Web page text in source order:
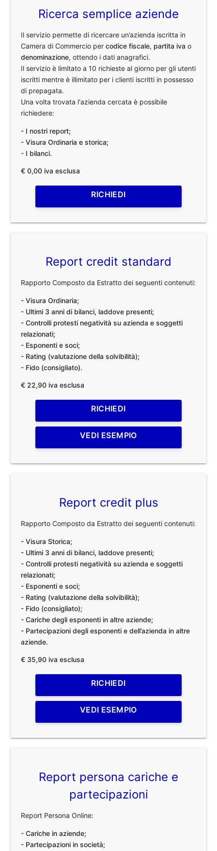
Ricerca semplice aziende
Il servizio permette di ricercare un’azienda iscritta in
Camera di Commercio percodice fiscale, partita iva o
denominazione, ottendo i dati anagrafici.
Il servizio è limitato a 10 richieste al giorno per gli utenti
iscritti mentre è illimitato per i clienti iscritti in possesso
di prepagata.
Una volta trovata l'azienda cercata è possibile
richiedere:
- I nostri report;
- Visura Ordinaria e storica;
- I bilanci.
€ 0,00 iva esclusa
RICHIEDI
Report credit standard
Rapporto Composto da Estratto dei seguenti contenuti:
- Visura Ordinaria;
- Ultimi 3 anni di bilanci, laddove presenti;
- Controlli protesti negatività su azienda e soggetti
relazionati;
- Esponenti e soci;
- Rating (valutazione della solvibilità);
- Fido (consigliato).
€ 22,90 iva esclusa
RICHIEDI
VEDI ESEMPIO
Report credit plus
Rapporto Composto da Estratto dei seguenti contenuti:
- Visura Storica;
- Ultimi 3 anni di bilanci, laddove presenti;
- Controlli protesti negatività su azienda e soggetti
relazionati;
- Esponenti e soci;
- Rating (valutazione della solvibilità);
- Fido (consigliato);
- Cariche degli esponenti in altre aziende;
- Partecipazioni degli esponenti e dell’azienda in altre
aziende.
€ 35,90 iva esclusa
RICHIEDI
VEDI ESEMPIO
Report persona cariche e
partecipazioni
Report Persona Online:
- Cariche in aziende;
- Partecipazioni in società;